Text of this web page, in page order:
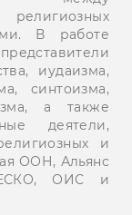
В работе
иудаизма,
синтоизма,
а также
деятели,
и
ООН, Альянс
ОИС и